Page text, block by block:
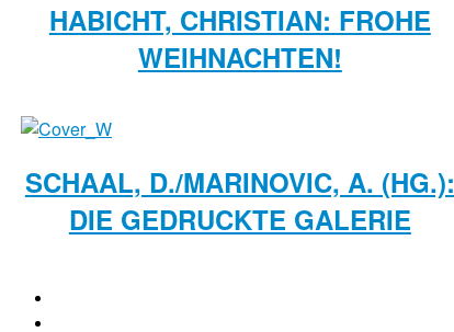
HABICHT, CHRISTIAN: FROHE
WEIHNACHTEN!
SCHAAL, D./MARINOVIC, A. (HG.):
DIE GEDRUCKTE GALERIE